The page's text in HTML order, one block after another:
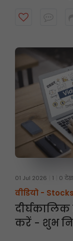
पर तीन महीने तक
01 Jul 2026 1 0
वीडियो - Stocks
दीर्घकालिक
करें - शुभ